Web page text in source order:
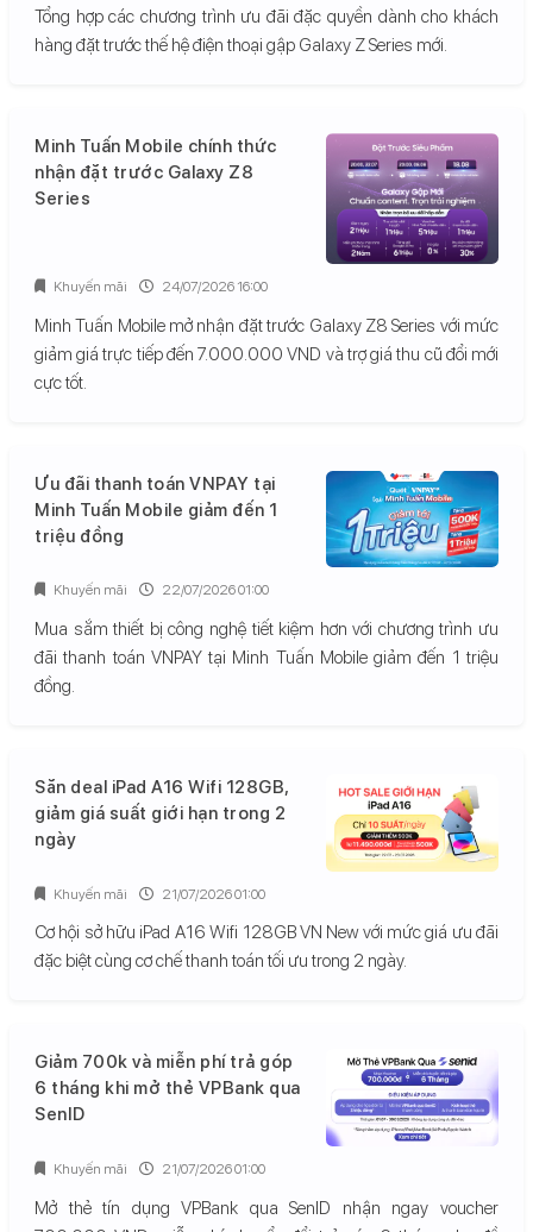
Tổng hợp các chương trình ưu đãi đặc quyền dành cho khách
hàng đặt trước thế hệ điện thoại gập Galaxy Z Series mới.
Minh Tuấn Mobile chính thức
nhận đặt trước Galaxy Z8
Series
Minh Tuấn Mobile mở nhận đặt trước Galaxy Z8 Series với mức
giảm giá trực tiếp đến 7.000.000 VND và trợ giá thu cũ đổi mới
cực tốt.
Khuyến mãi 24/07/2026 16:00
Ưu đãi thanh toán VNPAY tại
Minh Tuấn Mobile giảm đến 1
triệu đồng
Mua sắm thiết bị công nghệ tiết kiệm hơn với chương trình ưu
đãi thanh toán VNPAY tại Minh Tuấn Mobile giảm đến 1 triệu
đồng.
Khuyến mãi 22/07/2026 01:00
Săn deal iPad A16 Wifi 128GB,
giảm giá suất giới hạn trong 2
ngày
Cơ hội sở hữu iPad A16 Wifi 128GB VN New với mức giá ưu đãi
đặc biệt cùng cơ chế thanh toán tối ưu trong 2 ngày.
Khuyến mãi 21/07/2026 01:00
Giảm 700k và miễn phí trả góp
6 tháng khi mở thẻ VPBank qua
SenID
Mở thẻ tín dụng VPBank qua SenID nhận ngay voucher
Khuyến mãi 21/07/2026 01:00